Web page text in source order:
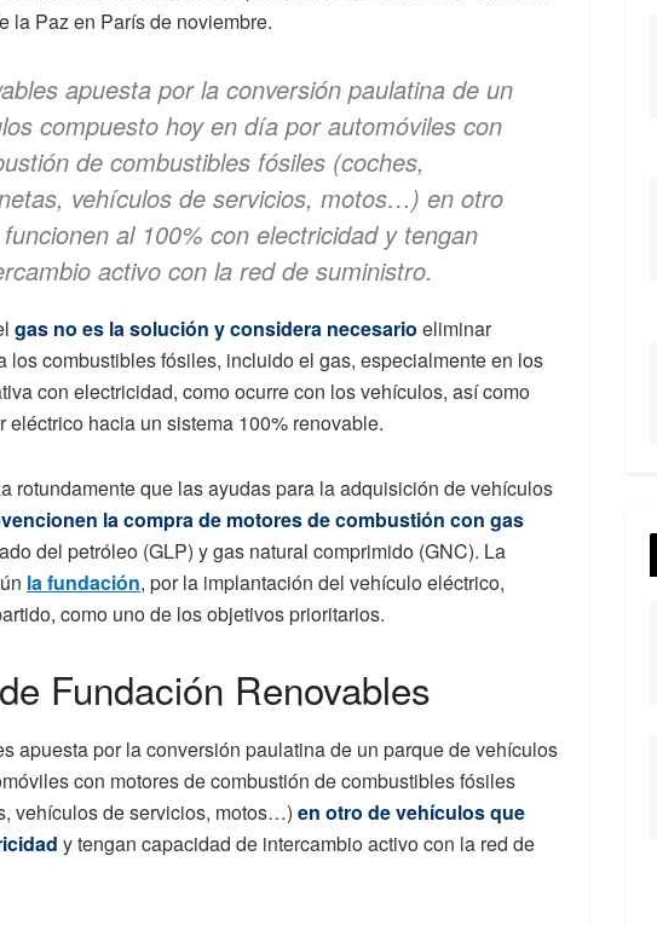
la Paz en París de noviembre.
apuesta por la conversión paulatina de un
compuesto hoy en día por automóviles con
de combustibles fósiles (coches,
vehículos de servicios, motos…) en otro
al 100% con electricidad y tengan
activo con la red de suministro.
gas no es la solución y considera necesario eliminar
los combustibles fósiles, incluido el gas, especialmente en los
con electricidad, como ocurre con los vehículos, así como
hacia un sistema 100% renovable.
rotundamente que las ayudas para la adquisición de vehículos
la compra de motores de combustión con gas
del petróleo (GLP) y gas natural comprimido (GNC). La
la fundación, por la implantación del vehículo eléctrico,
como uno de los objetivos prioritarios.
Fundación Renovables
apuesta por la conversión paulatina de un parque de vehículos
con motores de combustión de combustibles fósiles
vehículos de servicios, motos…) en otro de vehículos que
y tengan capacidad de intercambio activo con la red de